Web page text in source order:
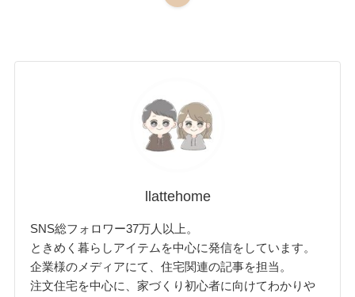
llattehome
SNS総フォロワー37万人以上。
ときめく暮らしアイテムを中心に発信をしています。
企業様のメディアにて、住宅関連の記事を担当。
注文住宅を中心に、家づくり初心者に向けてわかりや